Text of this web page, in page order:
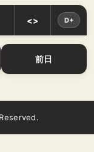
<> D+
前日